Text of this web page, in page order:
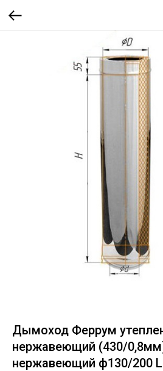
Дымоход Феррум
нержавеющий (430/
нержавеющий ф130/200